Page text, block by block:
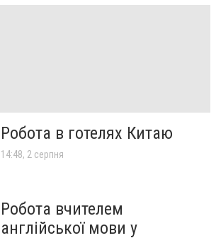
Робота в готелях Китаю
14:48, 2 серпня
Робота вчителем
англійської мови у